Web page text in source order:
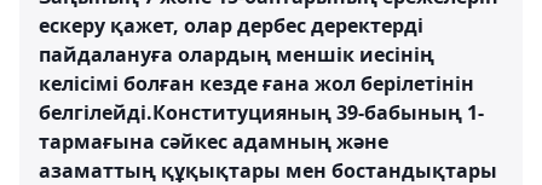
ескеру қажет, олар дербес деректерді
пайдалануға олардың меншік иесінің
келісімі болған кезде ғана жол берілетінін
белгілейді.Конституцияның 39-бабының 1-
тармағына сәйкес адамның және
азаматтың құқықтары мен бостандықтары